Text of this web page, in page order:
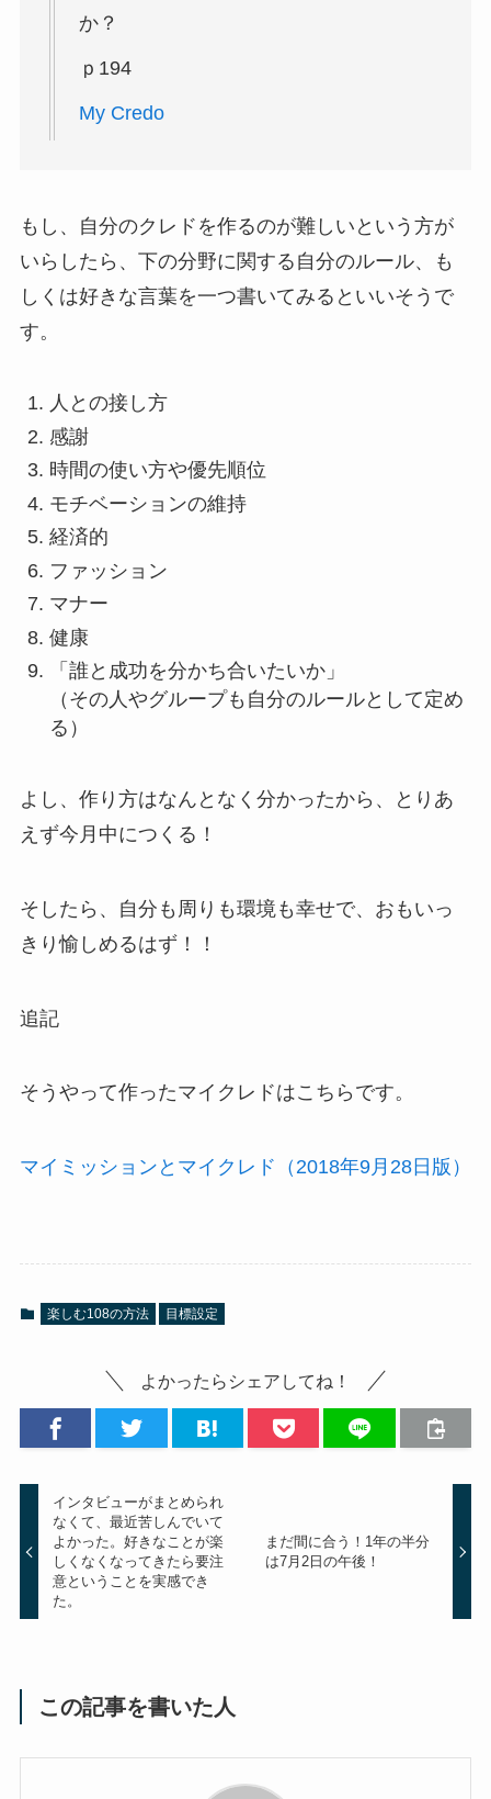
か？
ｐ194
My Credo
もし、自分のクレドを作るのが難しいという方が
いらしたら、下の分野に関する自分のルール、も
しくは好きな言葉を一つ書いてみるといいそうで
す。
人との接し方
感謝
時間の使い方や優先順位
モチベーションの維持
経済的
ファッション
マナー
健康
「誰と成功を分かち合いたいか」
（その人やグループも自分のルールとして定め
る）
よし、作り方はなんとなく分かったから、とりあ
えず今月中につくる！
そしたら、自分も周りも環境も幸せで、おもいっ
きり愉しめるはず！！
追記
そうやって作ったマイクレドはこちらです。
マイミッションとマイクレド（2018年9月28日版）
楽しむ108の方法 目標設定
よかったらシェアしてね！
インタビューがまとめられ
なくて、最近苦しんでいて
よかった。好きなことが楽
しくなくなってきたら要注
意ということを実感でき
た。
まだ間に合う！1年の半分
は7月2日の午後！
この記事を書いた人